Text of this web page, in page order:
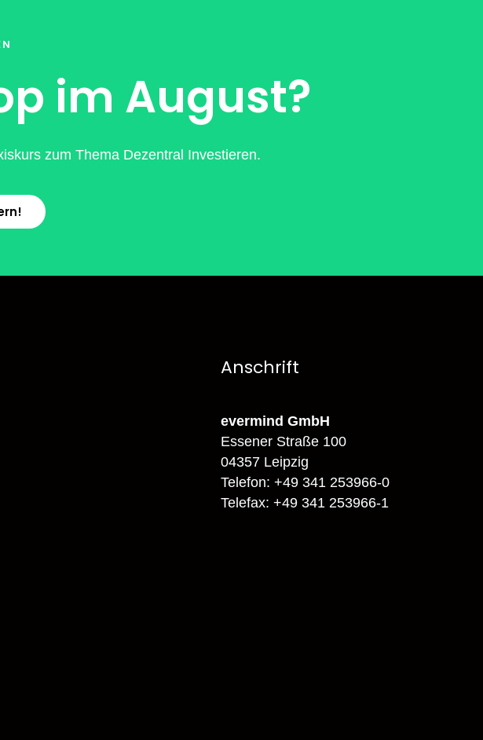
im August?
zum Thema Dezentral Investieren.
Anschrift
evermind GmbH
Essener Straße 100
04357 Leipzig
Telefon: +49 341 253966-0
Telefax: +49 341 253966-1